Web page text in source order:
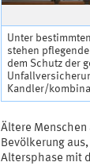
Unter
stehen
dem Schutz der
Kandler/
Ältere Menschen
Bevölkerung
Altersphase mit